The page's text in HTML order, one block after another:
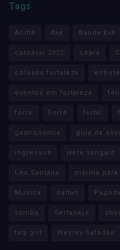
Tags
Anitta Axé Banda Eva
carnaval 2022 ceará
colosso fortaleza
eventos em fortaleza
forro Forró fortal
gastronomia guia de
ingressos ivete sangalo
Léo Santana marina park
Música nattan
samba Sertanejo
taty girl Wesley Safadão